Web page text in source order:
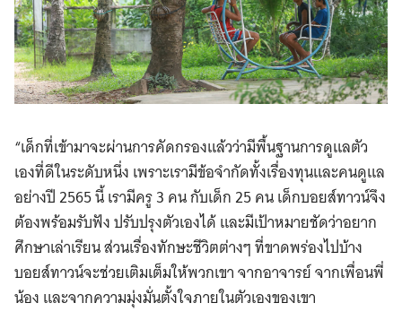
“เด็กที่เข้ามาจะผ่านการคัดกรองแล้วว่ามีพื้นฐานการดูแลตัว
เองที่ดีในระดับหนึ่ง เพราะเรามีข้อจำกัดทั้งเรื่องทุนและคนดูแล
อย่างปี 2565 นี้ เรามีครู 3 คน กับเด็ก 25 คน เด็กบอยส์ทาวน์จึง
ต้องพร้อมรับฟัง ปรับปรุงตัวเองได้ และมีเป้าหมายชัดว่าอยาก
ศึกษาเล่าเรียน ส่วนเรื่องทักษะชีวิตต่างๆ ที่ขาดพร่องไปบ้าง
บอยส์ทาวน์จะช่วยเติมเต็มให้พวกเขา จากอาจารย์ จากเพื่อนพี่
น้อง และจากความมุ่งมั่นตั้งใจภายในตัวเองของเขา